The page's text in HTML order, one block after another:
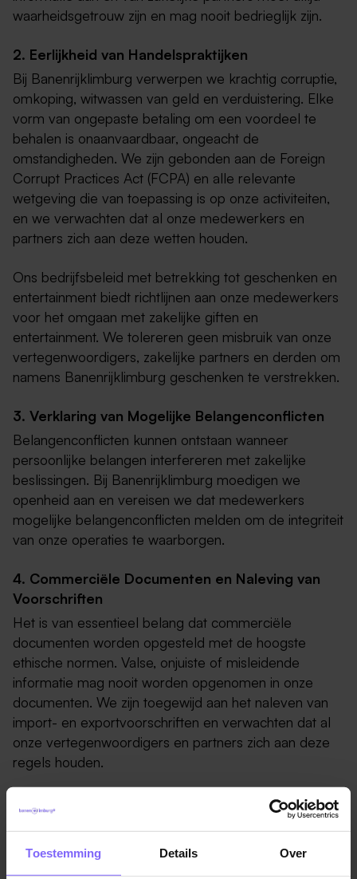
Toestemming Details Over
waarheidsgetrouw zijn en mag nooit bedrieglijk zijn.
2. Eerlijkheid van Handelspraktijken
Bij Banenrijklimburg verwerpen we krachtig corruptie,
omkoping, witwassen van geld en verduistering. Elke
vorm van ongepaste betaling om een voordeel te
behalen is onaanvaardbaar, ongeacht de
omstandigheden. We zijn gebonden aan de Foreign
Corrupt Practices Act (FCPA) en alle relevante
wetgeving die van toepassing is op onze activiteiten,
en we verwachten dat al onze medewerkers en
partners zich aan deze wetten houden.
Ons bedrijfsbeleid met betrekking tot geschenken en
entertainment biedt richtlijnen aan onze medewerkers
voor het omgaan met zakelijke giften en
entertainment. We tolereren geen misbruik van onze
vertegenwoordigers, zakelijke partners en derden om
namens Banenrijklimburg geschenken te verstrekken.
3. Verklaring van Mogelijke Belangenconflicten
Belangenconflicten kunnen ontstaan wanneer
persoonlijke belangen interfereren met zakelijke
beslissingen. Bij Banenrijklimburg moedigen we
openheid aan en vereisen we dat medewerkers
mogelijke belangenconflicten melden om de integriteit
van onze operaties te waarborgen.
4. Commerciële Documenten en Naleving van
Voorschriften
Het is van essentieel belang dat commerciële
documenten worden opgesteld met de hoogste
ethische normen. Valse, onjuiste of misleidende
informatie mag nooit worden opgenomen in onze
documenten. We zijn toegewijd aan het naleven van
import- en exportvoorschriften en verwachten dat al
onze vertegenwoordigers en partners zich aan deze
regels houden.
Professioneel Gedrag
Bij Banenrijklimburg hechten we veel waarde aan de
vertrouwelijkheid van gegevens en verwachten we